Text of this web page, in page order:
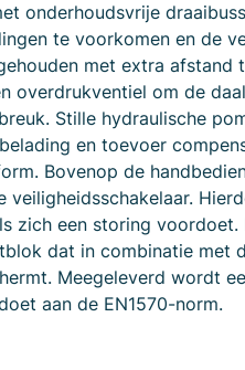
onderhoudsvrije
te voorkomen en de
met extra afstand
overdrukventiel om de
Stille hydraulische
en toevoer
Bovenop de
veiligheidsschakelaar.
zich een storing
dat in combinatie met
Meegeleverd wordt
aan de EN1570-norm.